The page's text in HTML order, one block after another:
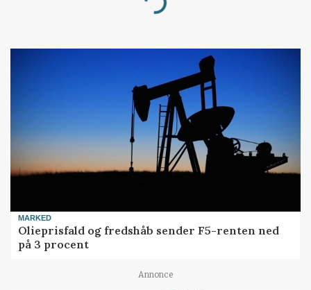
Loading...
MARKED
Olieprisfald og fredshåb sender F5-renten ned
på 3 procent
Annonce